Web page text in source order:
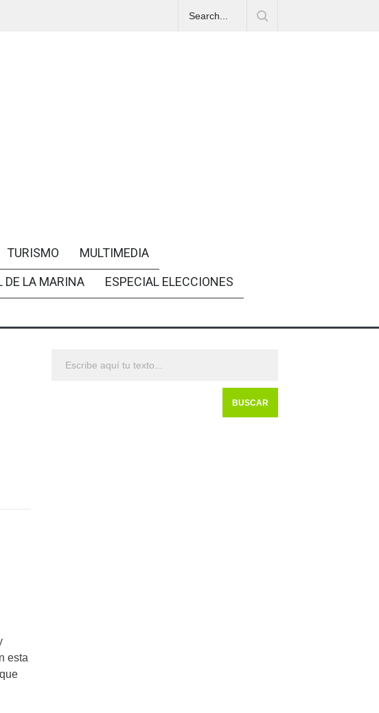
TURISMO
MULTIMEDIA
DE LA MARINA
ESPECIAL ELECCIONES
esta